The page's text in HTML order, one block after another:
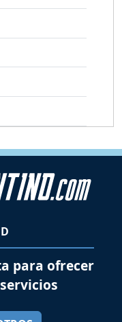
para ofrecer